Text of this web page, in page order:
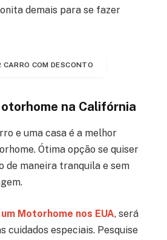
demais para se fazer
CARRO COM DESCONTO
na Califórnia
e uma casa é a melhor
Ótima opção se quiser
de maneira tranquila e sem
Motorhome nos EUA, será
cuidados especiais. Pesquise